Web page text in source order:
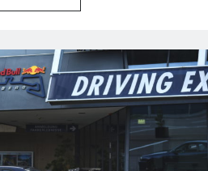
GTR
|
FAT
AS
A
TANK